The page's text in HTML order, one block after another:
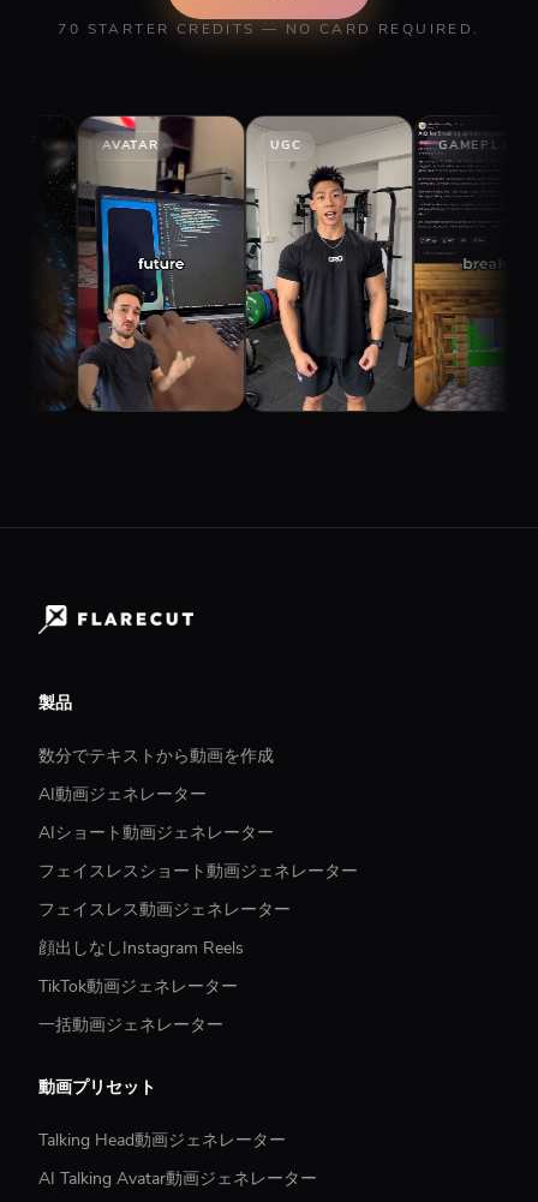
70 STARTER CREDITS — NO CARD REQUIRED.
UGC GAMEPLAY STORY
製品
数分でテキストから動画を作成
AI動画ジェネレーター
AIショート動画ジェネレーター
フェイスレスショート動画ジェネレーター
フェイスレス動画ジェネレーター
顔出しなしInstagram Reels
TikTok動画ジェネレーター
一括動画ジェネレーター
動画プリセット
Talking Head動画ジェネレーター
AI Talking Avatar動画ジェネレーター